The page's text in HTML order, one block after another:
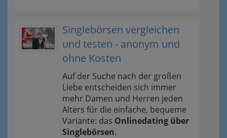
Singlebörsen vergleichen
und testen - anonym und
ohne Kosten
Auf der Suche nach der großen
Liebe entscheiden sich immer
mehr Damen und Herren jeden
Alters für die einfache, bequeme
Variante: das Onlinedating über
Singlebörsen.